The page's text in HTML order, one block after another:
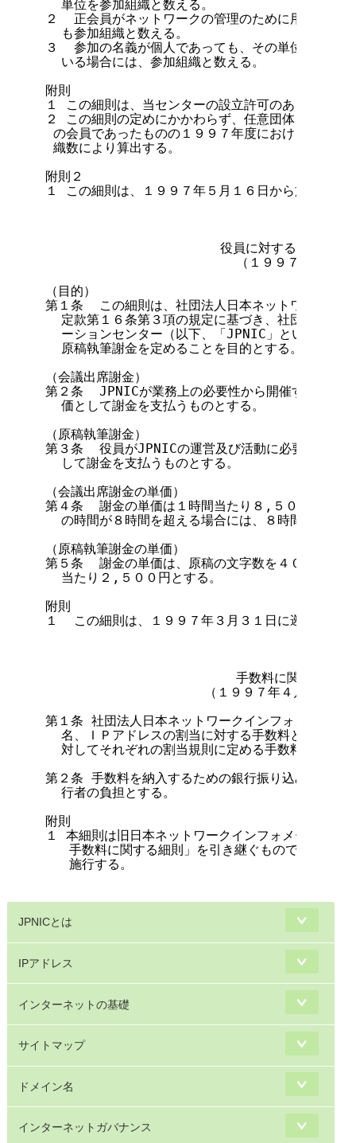
  単位を参加組織と数える。
２  正会員がネットワークの管理のために用いてい
  も参加組織と数える。
３  参加の名義が個人であっても、その単位でドメ
  いる場合には、参加組織と数える。
附則
１ この細則は、当センターの設立許可のあった日か
２ この細則の定めにかかわらず、任意団体日本ネッ
の会員であったものの１９９７年度における議決権
織数により算出する。
附則２
１ この細則は、１９９７年５月１６日から施行する
役員に対する費用弁償
（１９９７年５月１
（目的）
第１条  この細則は、社団法人日本ネットワークイ
定款第１６条第３項の規定に基づき、社団法人日
ーションセンター（以下、「JPNIC」という。）
  原稿執筆謝金を定めることを目的とする。
（会議出席謝金）
第２条  JPNICが業務上の必要性から開催する会議
  価として謝金を支払うものとする。
（原稿執筆謝金）
第３条  役員がJPNICの運営及び活動に必要な原稿
  して謝金を支払うものとする。
（会議出席謝金の単価）
第４条  謝金の単価は１時間当たり８,５００円とす
の時間が８時間を超える場合には、８時間を上限
（原稿執筆謝金の単価）
第５条  謝金の単価は、原稿の文字数を４００字詰
  当たり２,５００円とする。
附則
１  この細則は、１９９７年３月３１日に遡って適
                        手数料に関する細則
（１９９７年４月１６日
第１条 社団法人日本ネットワークインフォメーショ
名、ＩＰアドレスの割当に対する手数料として、
対してそれぞれの割当規則に定める手数料を請求
第２条 手数料を納入するための銀行振り込み手数料
  行者の負担とする。
附則
１ 本細則は旧日本ネットワークインフォメーション
手数料に関する細則」を引き継ぐものであり、１
   施行する。
JPNICとは
IPアドレス
インターネットの基礎
サイトマップ
ドメイン名
インターネットガバナンス